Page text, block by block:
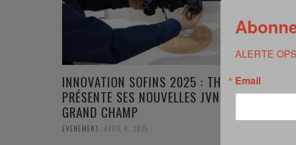
INNOVATION SOFINS 2025 : THALES
PRÉSENTE SES NOUVELLES JVN ULTRA-
GRAND CHAMP
EVENEMENT AVRIL 4, 2025
ALERTE
Email